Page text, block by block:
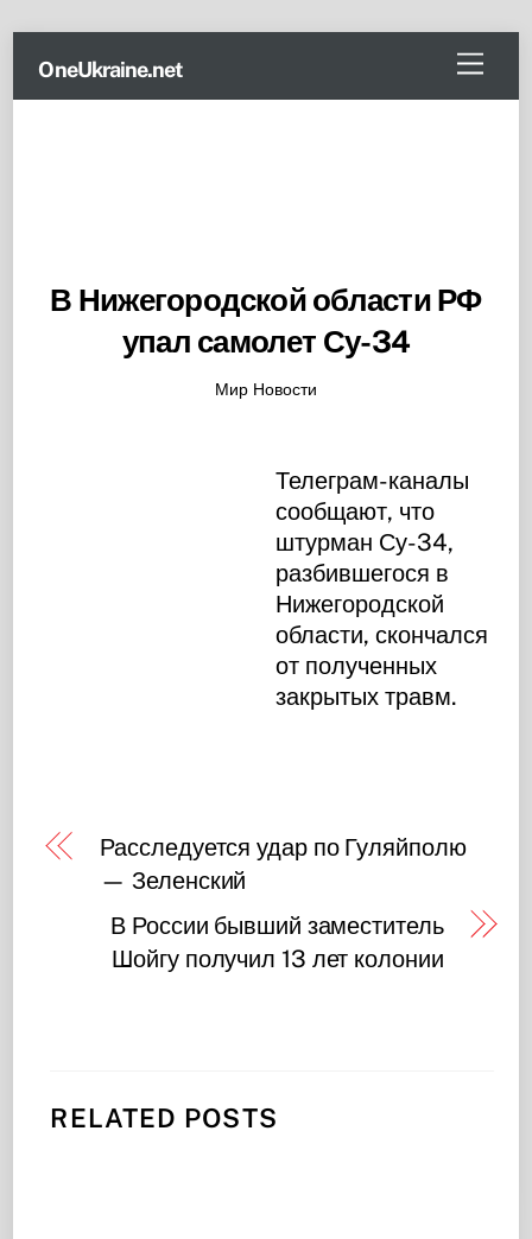
content
Menu
OneUkraine.net
В Нижегородской области РФ
упал самолет Су-34
Мир Новости
Телеграм-каналы
сообщают, что
штурман Су-34,
разбившегося в
Нижегородской
области, скончался
от полученных
закрытых травм.
Расследуется удар по Гуляйполю
— Зеленский
В России бывший заместитель
Шойгу получил 13 лет колонии
RELATED POSTS